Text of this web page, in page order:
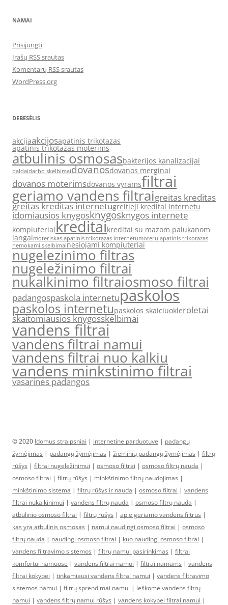
NAMAI
Prisijungti
Įrašų RSS srautas
Komentarų RSS srautas
WordPress.org
DEBESĖLIS
akcijaakcijosapatinis trikotazas
apatinis trikotazas moterims
atbulinis osmosasbakterijos kanalizacijai
baldaidarbo skelbimaidovanosdovanos merginai
dovanos moterimsdovanos vyramsfiltrai
geriamo vandens filtraigreitas kreditas
greitas kreditas internetugreitieji kreditai internetu
idomiausios knygosknygosknygos internete
kompiuteriaikreditaikreditai su mazom palukanom
langaimoteriskas apatinis trikotazas internetumoteru apatinis trikotazas
nemokami skelbimainesiojami kompiuteriai
nugelezinimo filtras
nugeležinimo filtrai
nukalkinimo filtraiosmoso filtrai
padangospaskola internetupaskolos
paskolos internetupaskolos skaiciuokleroletai
skaitomiausios knygosskelbimai
vandens filtrai
vandens filtrai namui
vandens filtrai nuo kalkiu
vandens minkstinimo filtrai
vasarines padangos
© 2020 Idomus straipsniai | internetine parduotuve | padangų
žymėjimas | padangų žymėjimas | žieminių padangų žymėjimas | filtrų
rūšys | filtrai nugeležinimui | osmoso filtrai | osmoso filtrų nauda |
osmoso filtrai | filtrų rūšys | minkštinimo filtrų naudojimas |
minkštinimo sistema | filtrų rūšys ir nauda | osmoso filtrai | vandens
filtrai nukalkinimui | vandens filtrų nauda | osmoso filtrų nauda |
atbulinio osmoso filtrai | filtrų rūšys | apie geriamo vandens filtrus |
kas yra atbulinis osmosas | namui naudingi osmoso filtrai | osmoso
filtrų nauda | naudingi osmoso filtrai | kuo naudingi osmoso filtrai |
vandens filtravimo sistemos | filtrų namui pasirinkimas | filtrai
komfortui namuose | vandens filtrai namui | filtrai namams | vandens
filtrai kokybei | tinkamiausi vandens filtrai namui | vandens filtravimo
sistemos namui | filtrų sprendimai namui | ieškome vandens filtrų
namui | vandens filtrų namui rūšys | vandens kokybei filtrai namui |